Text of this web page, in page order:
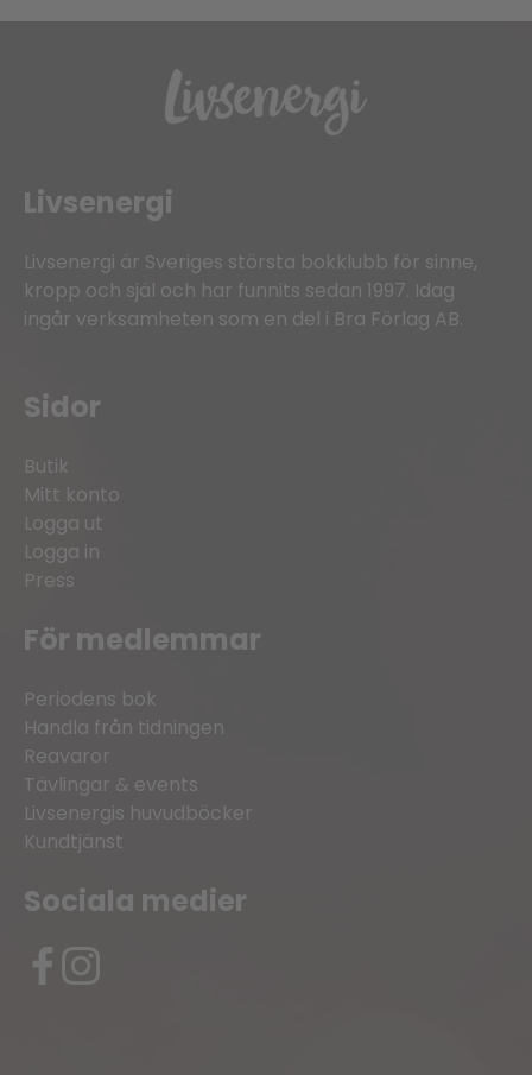
Livsenergi
Livsenergi är Sveriges största bokklubb för sinne,
kropp och själ och har funnits sedan 1997. Idag
ingår verksamheten som en del i Bra Förlag AB.
Sidor
Butik
Mitt konto
Logga ut
Logga in
Press
För medlemmar
Periodens bok
Handla från tidningen
Reavaror
Tävlingar & events
Livsenergis huvudböcker
Kundtjänst
Sociala medier